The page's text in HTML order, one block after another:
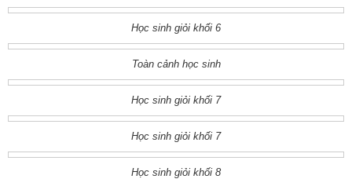
Học sinh giỏi khối 6
Toàn cảnh học sinh
Học sinh giỏi khối 7
Học sinh giỏi khối 7
Học sinh giỏi khối 8